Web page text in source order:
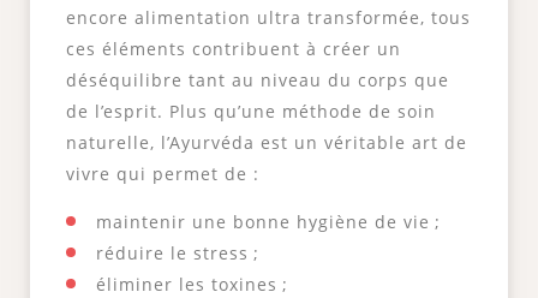
encore alimentation ultra transformée, tous
ces éléments contribuent à créer un
déséquilibre tant au niveau du corps que
de l’esprit. Plus qu’une méthode de soin
naturelle, l’Ayurvéda est un véritable art de
vivre qui permet de :
maintenir une bonne hygiène de vie ;
réduire le stress ;
éliminer les toxines ;